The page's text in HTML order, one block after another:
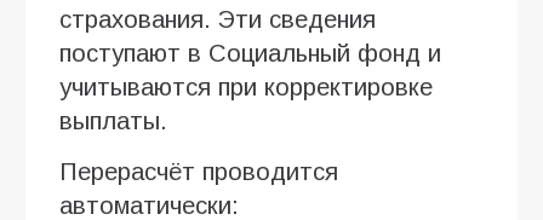
страхования. Эти сведения
поступают в Социальный фонд и
учитываются при корректировке
выплаты.
Перерасчёт проводится
автоматически: